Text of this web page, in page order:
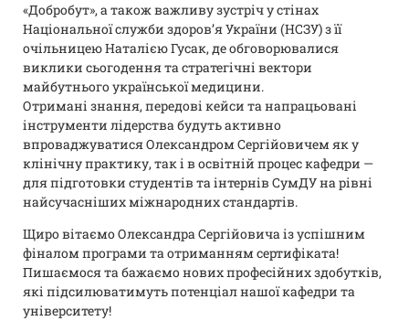
«Добробут», а також важливу зустріч у стінах
Національної служби здоров’я України (НСЗУ) з її
очільницею Наталією Гусак, де обговорювалися
виклики сьогодення та стратегічні вектори
майбутнього української медицини.
Отримані знання, передові кейси та напрацьовані
інструменти лідерства будуть активно
впроваджуватися Олександром Сергійовичем як у
клінічну практику, так і в освітній процес кафедри —
для підготовки студентів та інтернів СумДУ на рівні
найсучасніших міжнародних стандартів.
Щиро вітаємо Олександра Сергійовича із успішним
фіналом програми та отриманням сертифіката!
Пишаємося та бажаємо нових професійних здобутків,
які підсилюватимуть потенціал нашої кафедри та
університету!